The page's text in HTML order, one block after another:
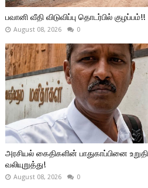
பவானி வீதி விடுவிப்பு தொடர்பில் குழப்பம்!!
August 08, 2026 0
அரசியல் கைதிகளின் பாதுகாப்பினை
வலியுறுத்து!
August 08, 2026 0